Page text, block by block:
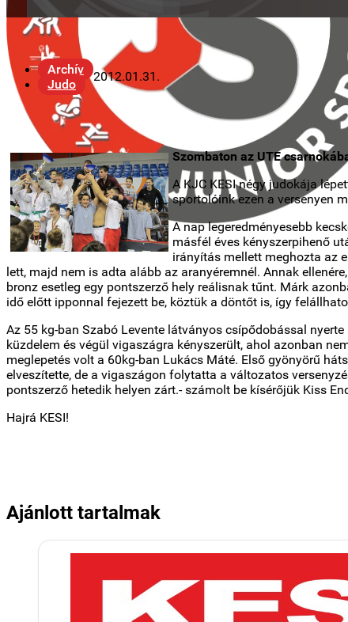
Archív
Judo
2012.01.31.
Szombaton az UTE
A KJC KESI négy judokája
sportolóink ezen a versenyen
A nap legeredményesebb
másfél éves kényszerpihenő
irányítás mellett meghozta az
lett, majd nem is adta alább az aranyéremnél. Annak
bronz esetleg egy pontszerző hely reálisnak tűnt. Márk
idő előtt ipponnal fejezett be, köztük a döntőt is, így
Az 55 kg-ban Szabó Levente látványos csípődobással
küzdelem és végül vigaszágra kényszerült, ahol azonban
meglepetés volt a 60kg-ban Lukács Máté. Első gyönyörű
elveszítette, de a vigaszágon folytatta a változatos
pontszerző hetedik helyen zárt.- számolt be kísérőjük Kiss
Hajrá KESI!
Ajánlott tartalmak